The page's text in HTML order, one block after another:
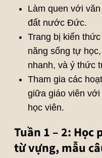
Làm quen với
đất nước Đức.
Trang bị kiến
năng sống tự
nhanh, và ý thức
Tham gia các
giữa giáo viên
học viên.
Tuần 1 – 2:
từ vựng, mẫu